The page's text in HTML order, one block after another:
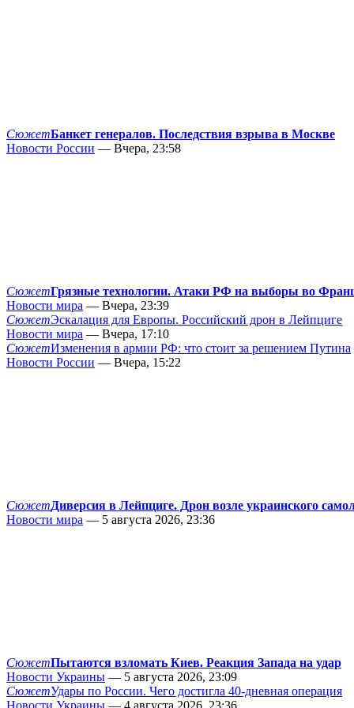
СюжетБанкет генералов. Последствия взрыва в Москве
Новости России — Вчера, 23:58
СюжетГрязные технологии. Атаки РФ на выборы во
Новости мира — Вчера, 23:39
СюжетЭскалация для Европы. Российский дрон в Лейпциге
Новости мира — Вчера, 17:10
СюжетИзменения в армии РФ: что стоит за решением Путина
Новости России — Вчера, 15:22
СюжетДиверсия в Лейпциге. Дрон возле украинского
Новости мира — 5 августа 2026, 23:36
СюжетПытаются взломать Киев. Реакция Запада на удар
Новости Украины — 5 августа 2026, 23:09
СюжетУдары по России. Чего достигла 40-дневная операция